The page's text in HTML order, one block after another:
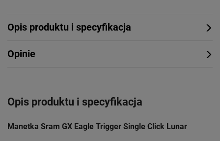
Opis produktu i specyfikacja
Opinie
Opis produktu i specyfikacja
Manetka Sram GX Eagle Trigger Single Click Lunar